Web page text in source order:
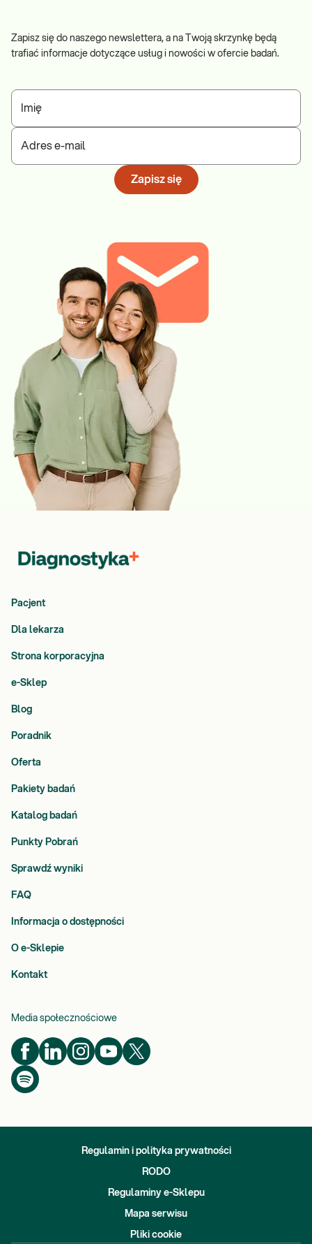
Zapisz się do naszego newslettera, a na Twoją skrzynkę będą
trafiać informacje dotyczące usług i nowości w ofercie badań.
Imię
Adres e-mail
Zapisz się
Pacjent
Dla lekarza
Strona korporacyjna
e-Sklep
Blog
Poradnik
Oferta
Pakiety badań
Katalog badań
Punkty Pobrań
Sprawdź wyniki
FAQ
Informacja o dostępności
O e-Sklepie
Kontakt
Media społecznościowe
Regulamin i polityka prywatności
RODO
Regulaminy e-Sklepu
Mapa serwisu
Pliki cookie